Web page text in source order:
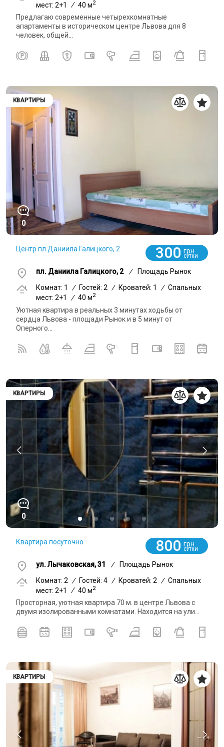
мест: 2+1 / 40 м2
Предлагаю современные четырехкомнатные
апартаменты в историческом центре Львова для 8
человек, общей...
КВАРТИРЫ
0
Центр пл.Даниила Галицкого, 2 300 грн
СУТКИ
пл. Даниила Галицкого, 2 /
Площадь Рынок
Комнат: 1
/ Гостей: 2 / Кроватей: 1 / Спальных
мест: 2+1
/ 40 м2
Уютная квартира в реальных 3 минутах ходьбы от
сердца Львова - площади Рынок и в 5 минут от
Оперного...
КВАРТИРЫ
0
Квартира посуточно 800 грн
СУТКИ
ул. Лычаковская, 31 /
Площадь Рынок
Комнат: 2
/ Гостей: 4 / Кроватей: 2 / Спальных
мест: 2+1
/ 40 м2
Просторная, уютная квартира 70 м. в центре Львова с
двумя изолированными комнатами. Находится на ули...
КВАРТИРЫ